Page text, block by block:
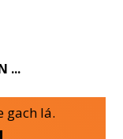
...
gach lá.